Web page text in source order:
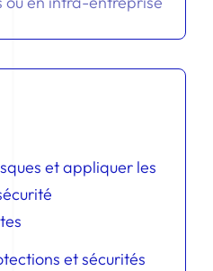
et appliquer les
et sécurités